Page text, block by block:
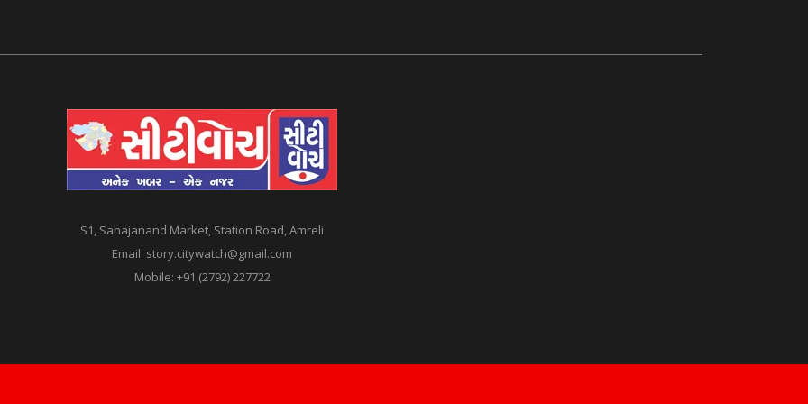
S1, Sahajanand Market, Station Road, Amreli
Email: story.citywatch@gmail.com
Mobile: +91 (2792) 227722